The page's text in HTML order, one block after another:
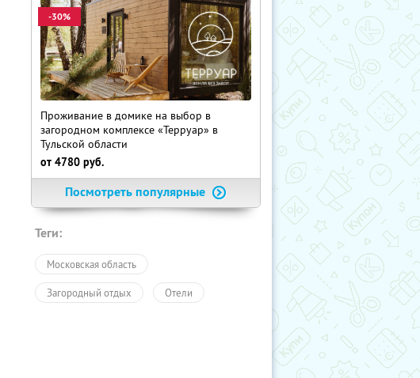
-30%
Проживание в домике на выбор в
загородном комплексе «Терруар» в
Тульской области
от 4780 руб.
Посмотреть популярные
Теги:
Московская область
Загородный отдых Отели